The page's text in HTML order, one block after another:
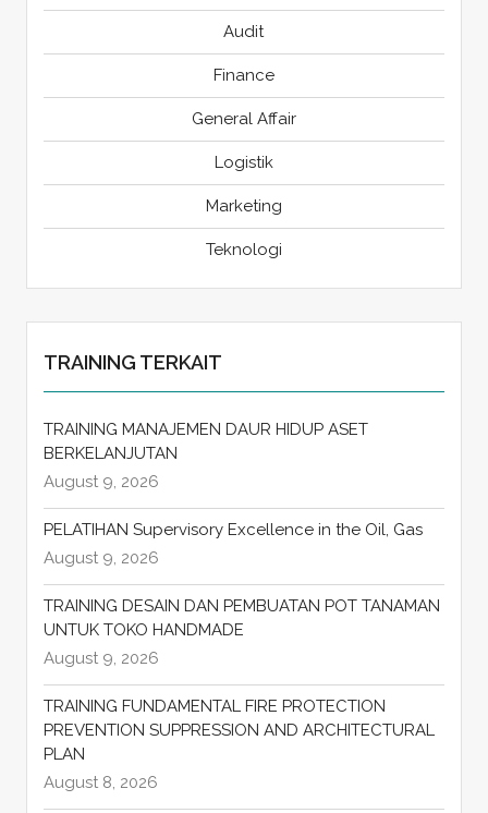
Audit
Finance
General Affair
Logistik
Marketing
Teknologi
TRAINING TERKAIT
TRAINING MANAJEMEN DAUR HIDUP ASET
BERKELANJUTAN
August 9, 2026
PELATIHAN Supervisory Excellence in the Oil, Gas
August 9, 2026
TRAINING DESAIN DAN PEMBUATAN POT TANAMAN
UNTUK TOKO HANDMADE
August 9, 2026
TRAINING FUNDAMENTAL FIRE PROTECTION
PREVENTION SUPPRESSION AND ARCHITECTURAL
PLAN
August 8, 2026